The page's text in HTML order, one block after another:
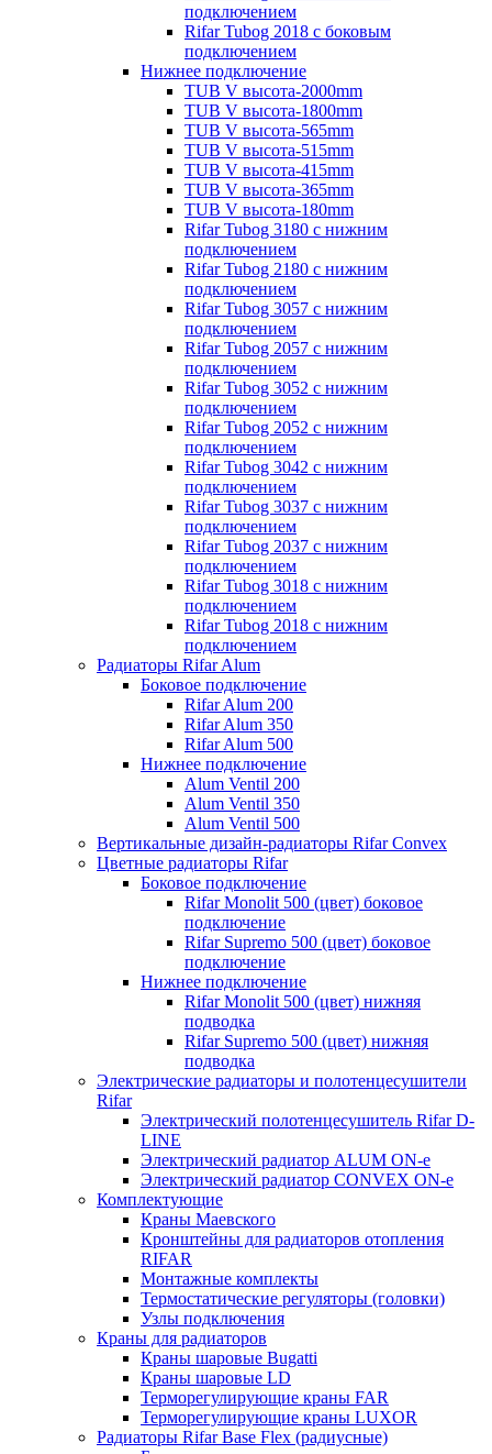
подключением
Rifar Tubog 2018 с боковым
подключением
Нижнее подключение
TUB V высота-2000mm
TUB V высота-1800mm
TUB V высота-565mm
TUB V высота-515mm
TUB V высота-415mm
TUB V высота-365mm
TUB V высота-180mm
Rifar Tubog 3180 с нижним
подключением
Rifar Tubog 2180 с нижним
подключением
Rifar Tubog 3057 с нижним
подключением
Rifar Tubog 2057 с нижним
подключением
Rifar Tubog 3052 с нижним
подключением
Rifar Tubog 2052 с нижним
подключением
Rifar Tubog 3042 с нижним
подключением
Rifar Tubog 3037 с нижним
подключением
Rifar Tubog 2037 с нижним
подключением
Rifar Tubog 3018 с нижним
подключением
Rifar Tubog 2018 с нижним
подключением
Радиаторы Rifar Alum
Боковое подключение
Rifar Alum 200
Rifar Alum 350
Rifar Alum 500
Нижнее подключение
Alum Ventil 200
Alum Ventil 350
Alum Ventil 500
Вертикальные дизайн-радиаторы Rifar Convex
Цветные радиаторы Rifar
Боковое подключение
Rifar Monolit 500 (цвет) боковое
подключение
Rifar Supremo 500 (цвет) боковое
подключение
Нижнее подключение
Rifar Monolit 500 (цвет) нижняя
подводка
Rifar Supremo 500 (цвет) нижняя
подводка
Электрические радиаторы и полотенцесушители
Rifar
Электрический полотенцесушитель Rifar D-
LINE
Электрический радиатор ALUM ON-e
Электрический радиатор CONVEX ON-e
Комплектующие
Краны Маевского
Кронштейны для радиаторов отопления
RIFAR
Монтажные комплекты
Термостатические регуляторы (головки)
Узлы подключения
Краны для радиаторов
Краны шаровые Bugatti
Краны шаровые LD
Терморегулирующие краны FAR
Терморегулирующие краны LUXOR
Радиаторы Rifar Base Flex (радиусные)